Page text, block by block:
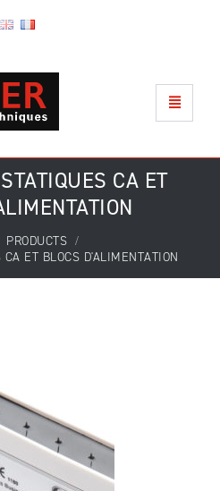
CA ET
PRODUCTS
ET BLOCS D'ALIMENTATION